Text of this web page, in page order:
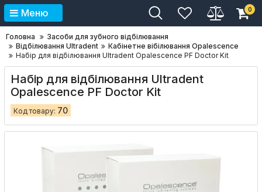
Меню 0
Головна
Засоби для зубного відбілювання
Відбілювання Ultradent
Кабінетне вібілювання Opalescence
Набір для відбілювання Ultradent Opalescence PF Doctor Kit
Набір для відбілювання Ultradent
Opalescence PF Doctor Kit
Код товару: 70